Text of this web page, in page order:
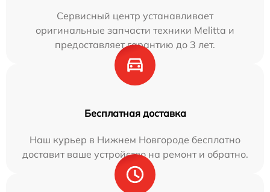
Сервисный центр устанавливает
оригинальные запчасти техники Melitta и
предоставляет гарантию до 3 лет.
Бесплатная доставка
Наш курьер в Нижнем Новгороде бесплатно
доставит ваше устройство на ремонт и обратно.